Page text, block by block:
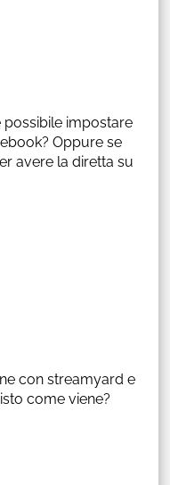
possibile impostare
Oppure se
avere la diretta su
con streamyard e
come viene?